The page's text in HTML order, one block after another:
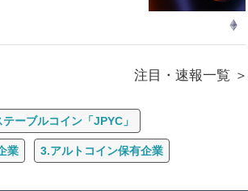
注目・速報一覧
テーブルコイン「JPYC」
業 3.アルトコイン保有企業